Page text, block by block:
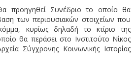
προηγηθεί Συνέδριο το οποίο θα
των περιουσιακών στοιχείων που
κυρίως δηλαδή το κτίριο της
θα περάσει στο Ινστιτούτο Νίκος
Σύγχρονης Κοινωνικής Ιστορίας